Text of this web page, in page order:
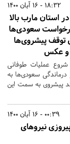
18:32 - 16 آبان 1400
استان مارب بالا
سعودی‌ها
توقف پیشروی‌ها
و عکس
عملیات طوفانی
درماندگی سعودی‌ها به
پیشروی به سمت این
00:39 - 16 آبان 1400
نیروهای